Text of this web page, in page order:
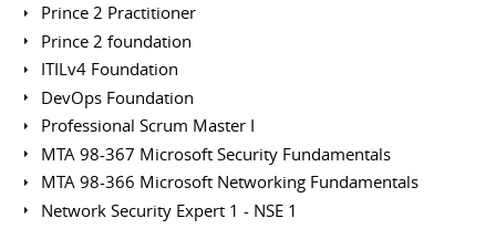
Prince 2 Practitioner
Prince 2 foundation
ITILv4 Foundation
DevOps Foundation
Professional Scrum Master I
MTA 98-367 Microsoft Security Fundamentals
MTA 98-366 Microsoft Networking Fundamentals
Network Security Expert 1 - NSE 1